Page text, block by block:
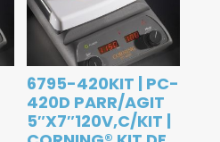
6795-420KIT | PC-
420D PARR/AGIT
5″X7″120V,C/KIT |